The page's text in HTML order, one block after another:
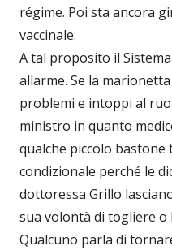
régime. Poi sta ancora
vaccinale.
A tal proposito il
allarme. Se la
problemi e intoppi al
ministro in quanto
qualche piccolo bastone
condizionale perché le
dottoressa Grillo
sua volontà di togliere o
Qualcuno parla di